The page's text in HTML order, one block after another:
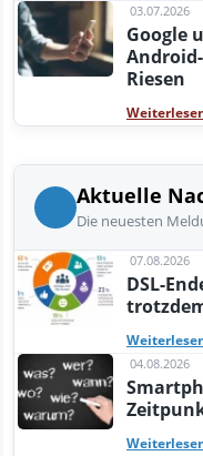
03.07.2026
Google
Riesen
Aktuelle
Die neuesten
07.08.2026
DSL-
04.08.2026